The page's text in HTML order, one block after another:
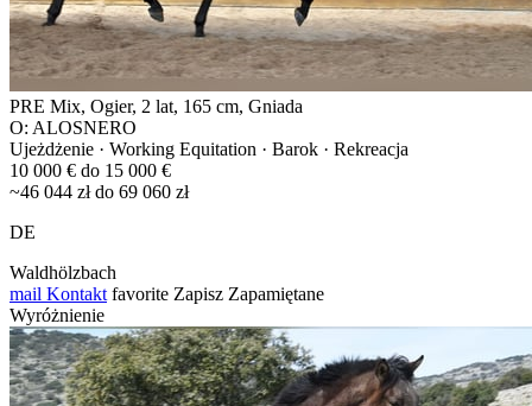
PRE Mix, Ogier, 2 lat, 165 cm, Gniada
O: ALOSNERO
Ujeżdżenie · Working Equitation · Barok · Rekreacja
10 000 € do 15 000 €
~46 044 zł do 69 060 zł
DE
Waldhölzbach
mail Kontakt favorite Zapisz Zapamiętane
Wyróżnienie